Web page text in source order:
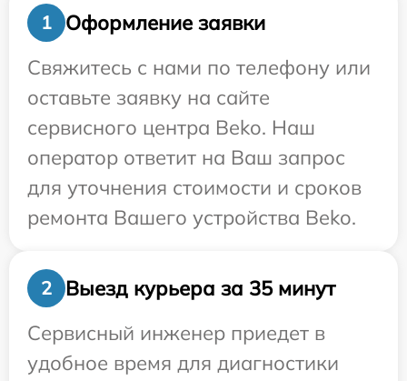
1
Оформление заявки
Свяжитесь с нами по телефону или
оставьте заявку на сайте
сервисного центра Beko. Наш
оператор ответит на Ваш запрос
для уточнения стоимости и сроков
ремонта Вашего устройства Beko.
2
Выезд курьера за 35 минут
Сервисный инженер приедет в
удобное время для диагностики